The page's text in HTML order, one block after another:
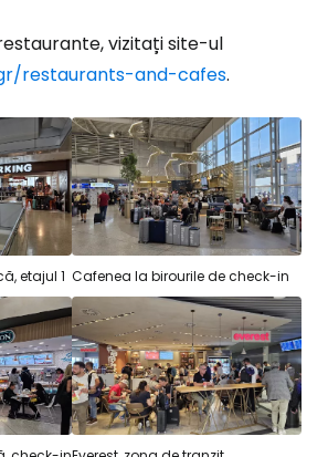
vizitați site-ul
restaurants-and-cafes.
etajul 1 Cafenea la birourile de check-in